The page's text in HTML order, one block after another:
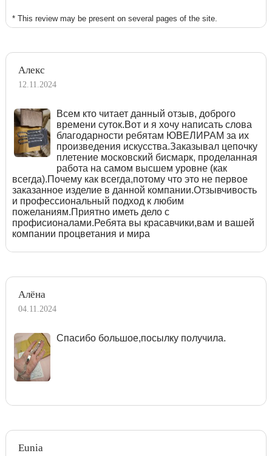
* This review may be present on several pages of the site.
Алекс
12.11.2024
Всем кто читает данный отзыв, доброго
времени суток.Вот и я хочу написать слова
благодарности ребятам ЮВЕЛИРАМ за их
произведения искусства.Заказывал цепочку
плетение московский бисмарк, проделанная
работа на самом высшем уровне (как
всегда).Почему как всегда,потому что это не первое
заказанное изделие в данной компании.Отзывчивость
и профессиональный подход к любим
пожеланиям.Приятно иметь дело с
профисионалами.Ребята вы красавчики,вам и вашей
компании процветания и мира
Алёна
04.11.2024
Спасибо большое,посылку получила.
Eunia